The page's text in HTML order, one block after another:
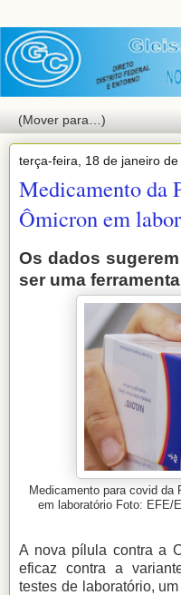
terça-feira, 18 de janeiro de
Medicamento da
Ômicron em
Os dados
ser uma
Medicamento para covid
em laboratório Foto: EFE/
A nova pílula contra a
eficaz contra a
testes de laboratório,